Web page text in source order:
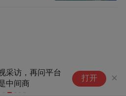
原本要和Jeff
打开